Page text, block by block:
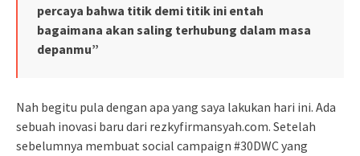
percaya bahwa titik demi titik ini entah
bagaimana akan saling terhubung dalam masa
depanmu”
Nah begitu pula dengan apa yang saya lakukan hari ini. Ada
sebuah inovasi baru dari rezkyfirmansyah.com. Setelah
sebelumnya membuat social campaign #30DWC yang